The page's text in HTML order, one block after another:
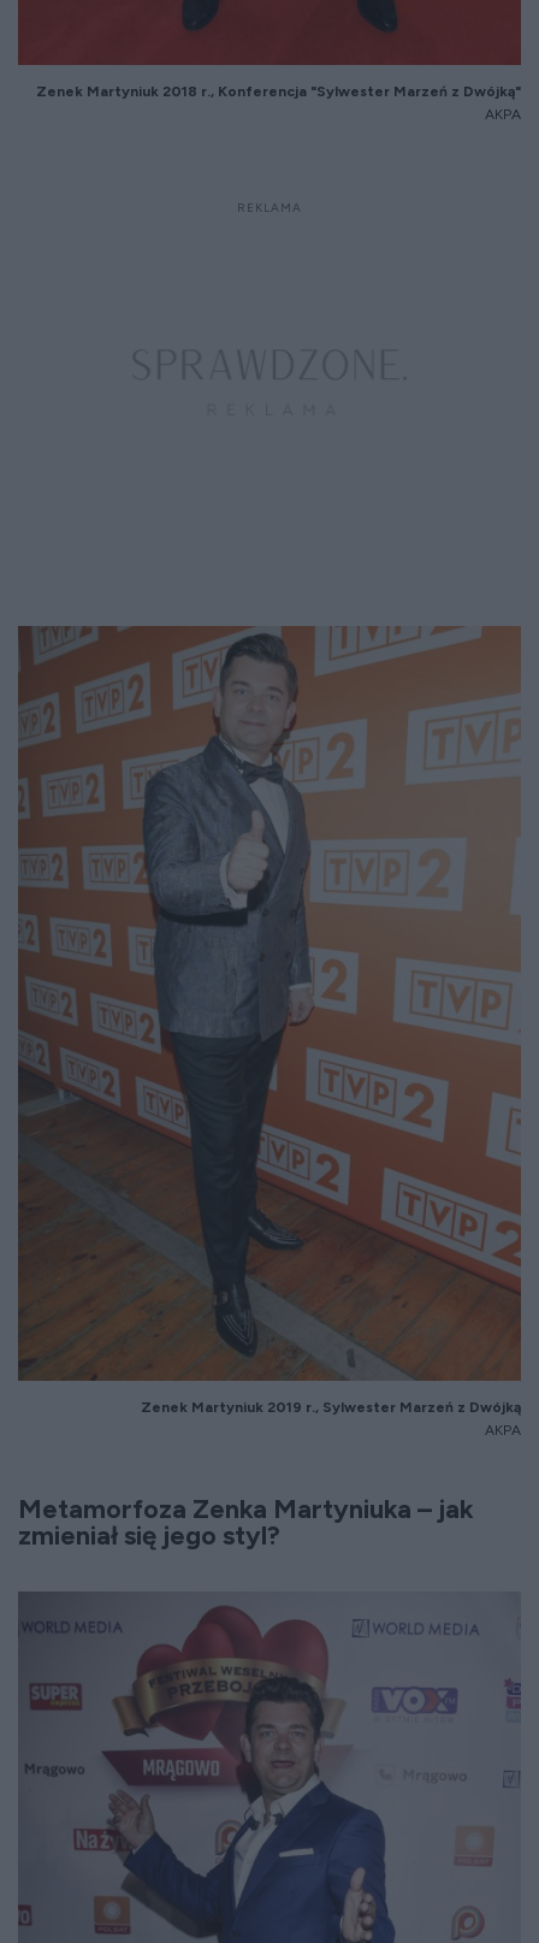
Zenek Martyniuk 2018 r., Konferencja "Sylwester Marzeń z Dwójką"
AKPA
Zenek Martyniuk 2019 r., Sylwester Marzeń z Dwójką
AKPA
Metamorfoza Zenka Martyniuka – jak
zmieniał się jego styl?